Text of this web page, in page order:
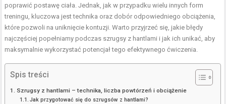
poprawić postawę ciała. Jednak, jak w przypadku wielu innych form
treningu, kluczowa jest technika oraz dobór odpowiedniego obciążenia,
które pozwoli na uniknięcie kontuzji. Warto przyjrzeć się, jakie błędy
najczęściej popełniamy podczas szrugsy z hantlami i jak ich unikać, aby
maksymalnie wykorzystać potencjał tego efektywnego ćwiczenia.
Spis treści
Szrugsy z hantlami – technika, liczba powtórzeń i obciążenie
Jak przygotować się do szrugsów z hantlami?